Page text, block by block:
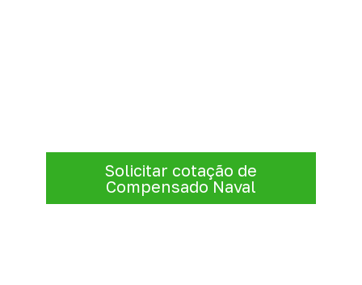
Solicitar cotação de
Compensado Naval